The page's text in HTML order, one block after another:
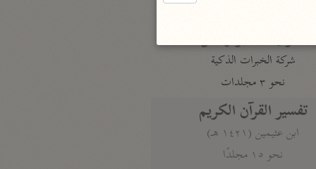
القرآن – تدبّر وعمل
شركة الخبرات الذكية
نحو ٣ مجلدات
تفسير القرآن الكريم
ابن عثيمين (١٤٢١ هـ)
نحو ١٥ مجلدًا